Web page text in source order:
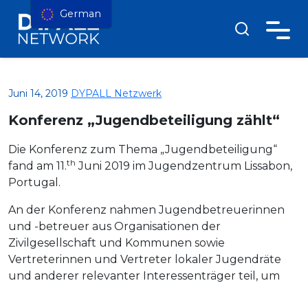
Juni 14, 2019 DYPALL Netzwerk
Konferenz „Jugendbeteiligung zählt“
Die Konferenz zum Thema „Jugendbeteiligung“
fand am 11.th Juni 2019 im Jugendzentrum Lissabon,
Portugal.
An der Konferenz nahmen Jugendbetreuerinnen
und -betreuer aus Organisationen der
Zivilgesellschaft und Kommunen sowie
Vertreterinnen und Vertreter lokaler Jugendräte
und anderer relevanter Interessenträger teil, um
German